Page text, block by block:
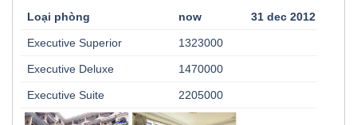
Loại phòng now 31 dec 2012
Executive Superior 1323000
Executive Deluxe 1470000
Executive Suite 2205000